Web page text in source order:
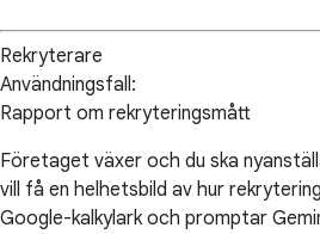
Rekryterare
Användningsfall:
Rapport om rekryteringsmått
Företaget växer och du ska
vill få en helhetsbild av hur
Google-kalkylark och promptar